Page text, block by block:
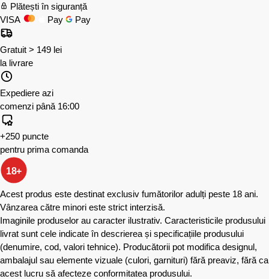
Plătești în siguranță
VISA
Pay Pay
Gratuit > 149 lei
la livrare
Expediere azi
comenzi până 16:00
+250 puncte
pentru prima comanda
18+
Acest produs este destinat exclusiv fumătorilor adulți peste 18 ani.
Vânzarea către minori este strict interzisă.
Imaginile produselor au caracter ilustrativ. Caracteristicile produsului
livrat sunt cele indicate în descrierea și specificațiile produsului
(denumire, cod, valori tehnice). Producătorii pot modifica designul,
ambalajul sau elemente vizuale (culori, garnituri) fără preaviz, fără ca
acest lucru să afecteze conformitatea produsului.